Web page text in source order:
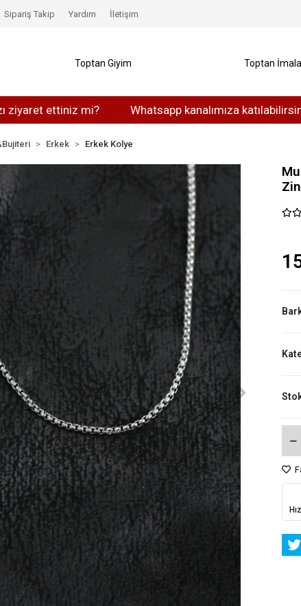
ettiniz mi? Whatsapp kanalımıza katılabilirsiniz
Sipariş Takip Yardım İletişim
Toptan Giyim Toptan
Erkek Erkek Kolye